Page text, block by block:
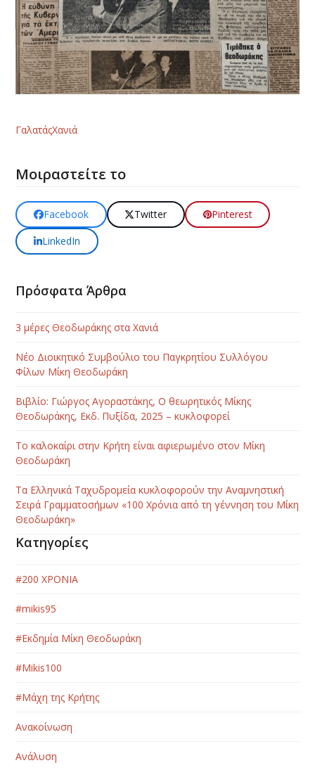
ΓαλατάςΧανιά
Μοιραστείτε το
Facebook Twitter
Pinterest
LinkedIn
Πρόσφατα Άρθρα
3 μέρες Θεοδωράκης στα Χανιά
Νέο Διοικητικό Συμβούλιο του Παγκρητίου Συλλόγου
Φίλων Μίκη Θεοδωράκη
Βιβλίο: Γιώργος Αγοραστάκης, Ο θεωρητικός Μίκης
Θεοδωράκης, Εκδ. Πυξίδα, 2025 – κυκλοφορεί
Το καλοκαίρι στην Κρήτη είναι αφιερωμένο στον Μίκη
Θεοδωράκη
Τα Ελληνικά Ταχυδρομεία κυκλοφορούν την Αναμνηστική
Σειρά Γραμματοσήμων «100 Χρόνια από τη γέννηση του Μίκη
Θεοδωράκη»
Κατηγορίες
#200 ΧΡΟΝΙΑ
#mikis95
#Εκδημία Μίκη Θεοδωράκη
#Μikis100
#Μάχη της Κρήτης
Ανακοίνωση
Ανάλυση